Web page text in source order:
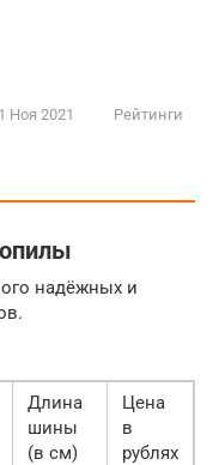
Ноя 2021
Рейтинги
надёжных и
Длина
шины
(в см)
Цена
в
рублях